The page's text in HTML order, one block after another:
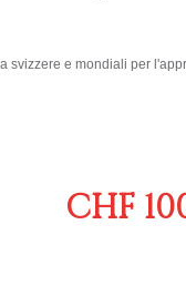
svizzere e mondiali per
CHF